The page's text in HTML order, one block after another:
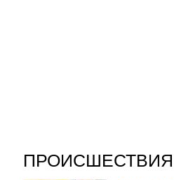
ПРОИСШЕСТВИЯ